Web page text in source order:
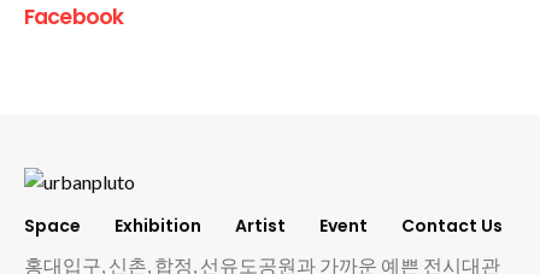
Facebook
Space Exhibition Artist Event Contact Us
홍대입구, 신촌, 합정, 선유도공원과 가까운 예쁜 전시대관